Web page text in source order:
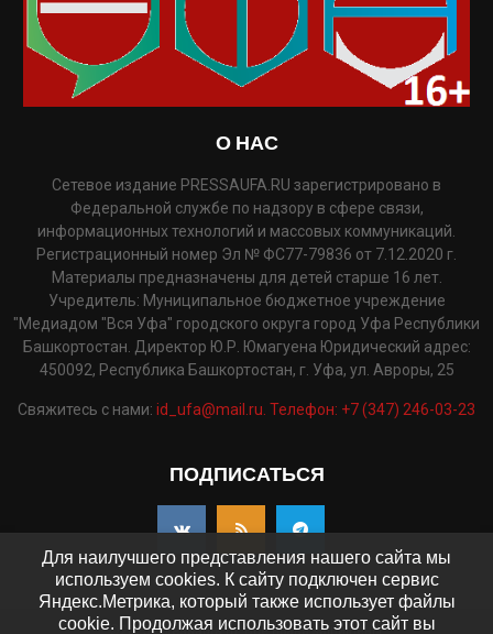
О НАС
Сетевое издание PRESSAUFA.RU зарегистрировано в
Федеральной службе по надзору в сфере связи,
информационных технологий и массовых коммуникаций.
Регистрационный номер Эл № ФС77-79836 от 7.12.2020 г.
Материалы предназначены для детей старше 16 лет.
Учредитель: Муниципальное бюджетное учреждение
"Медиадом "Вся Уфа" городского округа город Уфа Республики
Башкортостан. Директор Ю.Р. Юмагуена Юридический адрес:
450092, Республика Башкортостан, г. Уфа, ул. Авроры, 25
Свяжитесь с нами: id_ufa@mail.ru. Телефон: +7 (347) 246-03-23
ПОДПИСАТЬСЯ
©2025 - pressaufa.ru. Все права защищены.
Для наилучшего представления нашего сайта мы
используем cookies. К сайту подключен сервис
Яндекс.Метрика, который также использует файлы
cookie. Продолжая использовать этот сайт вы